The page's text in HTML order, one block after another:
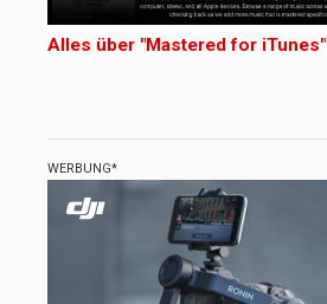
Alles über "Mastered for iTunes"
WERBUNG*